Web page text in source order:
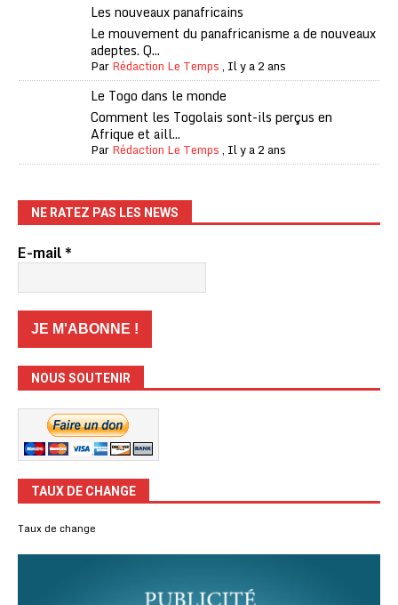
Les nouveaux panafricains
Le mouvement du panafricanisme a de nouveaux
adeptes. Q...
ParRédaction Le Temps, Il y a 2 ans
Le Togo dans le monde
Comment les Togolais sont-ils perçus en
Afrique et aill...
ParRédaction Le Temps, Il y a 2 ans
NE RATEZ PAS LES NEWS
E-mail*
NOUS SOUTENIR
TAUX DE CHANGE
Taux de change